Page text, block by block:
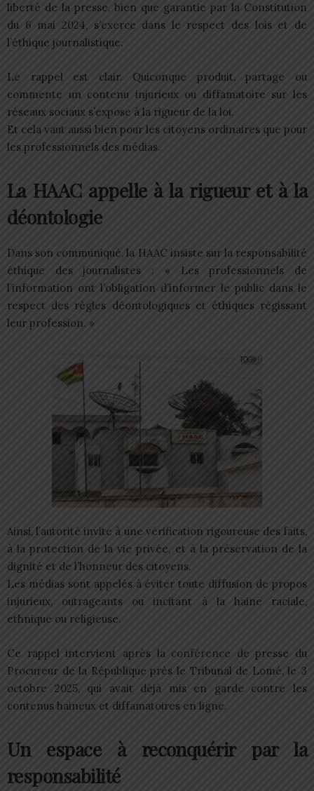
liberté de la presse, bien que garantie par la Constitution
du 6 mai 2024, s’exerce dans le respect des lois et de
l’éthique journalistique.
Le rappel est clair. Quiconque produit, partage ou
commente un contenu injurieux ou diffamatoire sur les
réseaux sociaux s’expose à la rigueur de la loi.
Et cela vaut aussi bien pour les citoyens ordinaires que pour
les professionnels des médias.
La HAAC appelle à la rigueur et à la
déontologie
Dans son communiqué, la HAAC insiste sur la responsabilité
éthique des journalistes : « Les professionnels de
l’information ont l’obligation d’informer le public dans le
respect des règles déontologiques et éthiques régissant
leur profession. »
Ainsi, l’autorité invite à une vérification rigoureuse des faits,
à la protection de la vie privée, et à la préservation de la
dignité et de l’honneur des citoyens.
Les médias sont appelés à éviter toute diffusion de propos
injurieux, outrageants ou incitant à la haine raciale,
ethnique ou religieuse.
Ce rappel intervient après laconférence de presse du
Procureur de la République près le Tribunal de Lomé, le 3
octobre 2025, qui avait déjà mis en garde contre les
contenus haineux et diffamatoires en ligne.
Un espace à reconquérir par la
responsabilité